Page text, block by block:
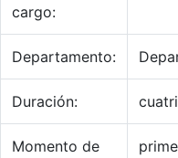
cargo:
Departamento:
Duración:
Momento de